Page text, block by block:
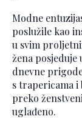
Modne
poslužile kao
u svim
žena posjeduje
dnevne
s trapericama
preko
uglađeno.